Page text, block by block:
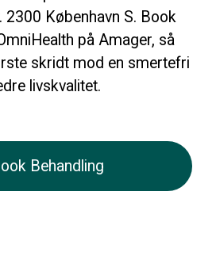
2300 København S. Book
på Amager, så
skridt mod en smertefri
livskvalitet.
Behandling